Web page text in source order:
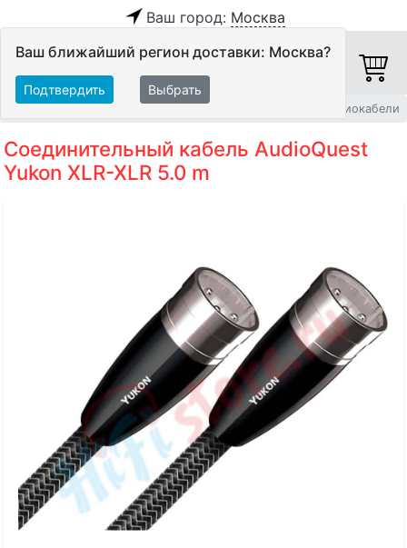
Ваш город: Москва
Ваш ближайший регион доставки: Москва?
Подтвердить Выбрать
Балансные аудиокабели
Соединительный кабель AudioQuest
Yukon XLR-XLR 5.0 m